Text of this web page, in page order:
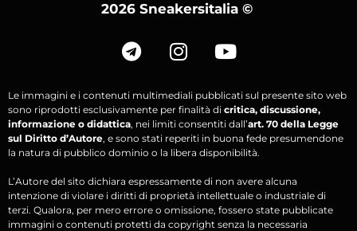
2026 Sneakersitalia ©
Le immagini e i contenuti multimediali pubblicati sul presente sito web
sono riprodotti esclusivamente per finalità di critica, discussione,
informazione o didattica, nei limiti consentiti dall’art. 70 della Legge
sul Diritto d’Autore, e sono stati reperiti in buona fede presumendone
la natura di pubblico dominio o la libera disponibilità.
L’Autore del sito dichiara espressamente di non avere alcuna
intenzione di violare i diritti di proprietà intellettuale o industriale di
terzi. Qualora, per mero errore o omissione, fossero state pubblicate
immagini o contenuti protetti da copyright senza la necessaria